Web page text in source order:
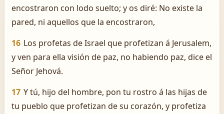
encostraron con lodo suelto; y os diré: No existe la
pared, ni aquellos que la encostraron,
16 Los profetas de Israel que profetizan á Jerusalem,
y ven para ella visión de paz, no habiendo paz, dice el
Señor Jehová.
17 Y tú, hijo del hombre, pon tu rostro á las hijas de
tu pueblo que profetizan de su corazón, y profetiza